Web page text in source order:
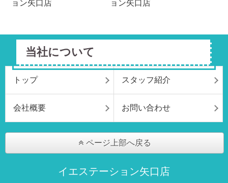
当社について
トップ スタッフ紹介
会社概要 お問い合わせ
ページ上部へ戻る
イエステーション矢口店